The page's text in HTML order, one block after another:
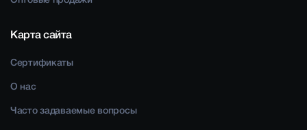
Карта сайта
Сертификаты
О нас
Часто задаваемые вопросы